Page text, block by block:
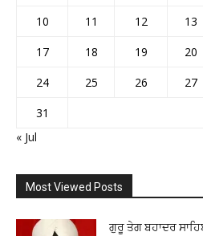
10
11 12 13
17
18 19 20
24
25 26 27
31
« Jul
Most Viewed Posts
ਗੁਰੂ ਤੇਗ ਬਹਾਦਰ